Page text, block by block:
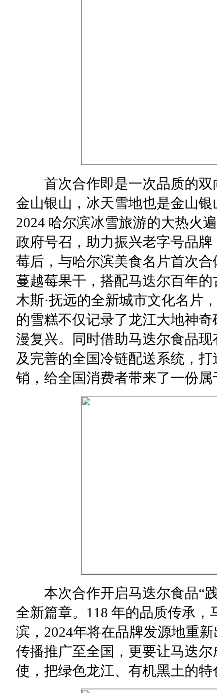
首次合作即是一次品质的双
金山银山，冰天雪地也是金山
2024 哈尔滨冰雪旅游的大热火
政府号召，助力振兴老字号品
莓后，与哈尔滨美食名片首次
蔓越莓果干，搭配马迭尔百年
木斯·抚远的全新城市文化名片
的雪糕不仅记录了龙江大地神
漫复兴。同时借助马迭尔食品
及完善的全国冷链配送系统，
销，给全国消费者带来了一份
本次合作开启马迭尔食品“践
全新篇章。118 年的品质传承
滨，2024年将在品牌发源地重
传播推广至全国，更要让马迭
使，把绿色龙江、有机黑土的